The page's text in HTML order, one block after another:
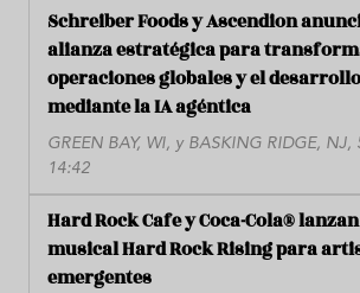
Schreiber Foods y Ascendion
alianza estratégica para
operaciones globales y el
mediante la IA agéntica
GREEN BAY, WI, y BASKING RIDGE,
14:42
Hard Rock Cafe y Coca-Cola®
musical Hard Rock Rising para
emergentes